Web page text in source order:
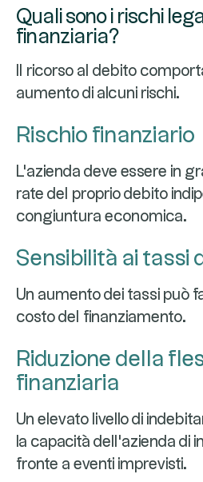
Quali sono i rischi
finanziaria?
Il ricorso al debito
aumento di alcuni rischi.
Rischio finanziario
L'azienda deve essere in
rate del proprio debito
congiuntura economica.
Sensibilità ai tassi
Un aumento dei tassi può
costo del finanziamento.
Riduzione della
finanziaria
Un elevato livello di
la capacità dell'azienda di
fronte a eventi imprevisti.